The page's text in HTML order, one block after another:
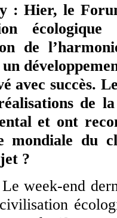
: Hier, le
de
avec succès.
de
et ont
mondiale du
?
Le week-end